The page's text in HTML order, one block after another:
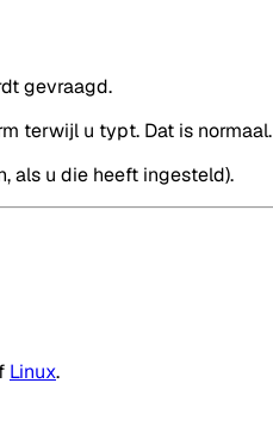
gevraagd.
terwijl u typt. Dat is normaal.
als u die heeft ingesteld).
Linux.